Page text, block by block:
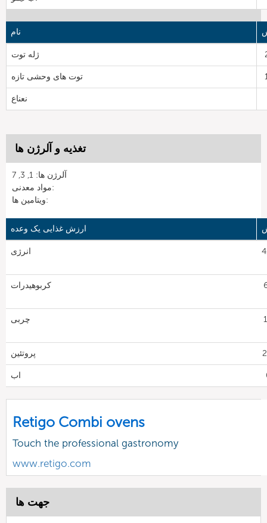
نام
ژله توت
توت های وحشی تازه
نعناع
تغذیه و آلرژن ها
آلرژن ها: 1, 3, 7
مواد معدنی:
ویتامین ها:
ارزش غذایی یک وعده
انرژی
کربوهیدرات
چربی
پروتئین
اب
Retigo Combi ovens
Touch the professional gastronomy
www.retigo.com
جهت ها